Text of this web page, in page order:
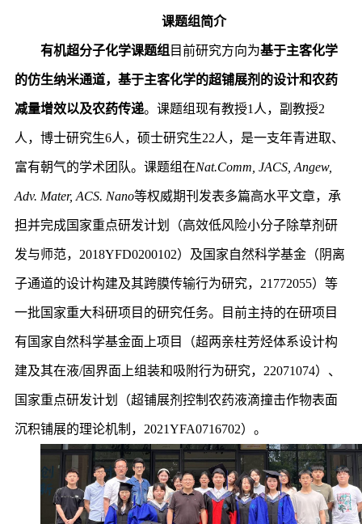
课题组简介
有机超分子化学课题组 目前研究方向为基于主客化学
的仿生纳米通道，基于主客化学的超铺展剂的设计和农药
减量增效以及农药传递。课题组现有教授1人，副教授2
人，博士研究生6人，硕士研究生22人，是一支年青进取、
富有朝气的学术团队。课题组在Nat.Comm, JACS, Angew,
Adv. Mater, ACS. Nano等权威期刊发表多篇高水平文章，承
担并完成国家重点研发计划（高效低风险小分子除草剂研
发与师范，2018YFD0200102）及国家自然科学基金（阴离
子通道的设计构建及其跨膜传输行为研究，21772055）等
一批国家重大科研项目的研究任务。目前主持的在研项目
有国家自然科学基金面上项目（超两亲柱芳烃体系设计构
建及其在液/固界面上组装和吸附行为研究，22071074）、
国家重点研发计划（超铺展剂控制农药液滴撞击作物表面
沉积铺展的理论机制，2021YFA0716702）。